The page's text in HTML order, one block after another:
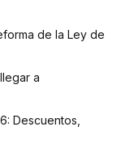
de la Ley de
a
Descuentos,